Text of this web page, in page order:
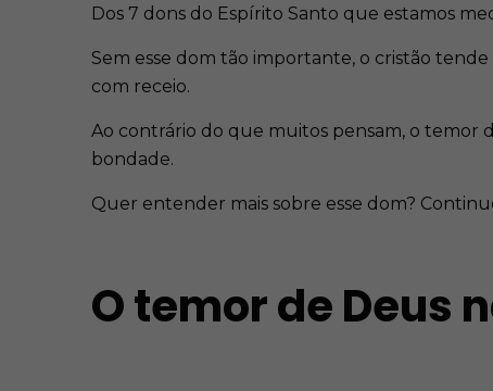
Dos 7 dons do Espírito Santo que estamos
Sem esse dom tão importante, o cristão
com receio.
Ao contrário do que muitos pensam, o temor
bondade.
Quer entender mais sobre esse dom?
O temor de Deus